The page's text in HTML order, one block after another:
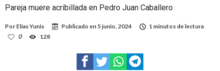
Pareja muere acribillada en Pedro Juan Caballero
Por Elías Yunis Publicado en 5 junio, 2024
1 minutos de lectura
0
128